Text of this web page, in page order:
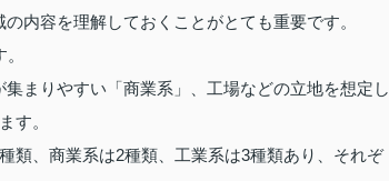
内容を理解しておくことがとても重要です。
まりやすい「商業系」、工場などの立地を想定し
す。
類、商業系は2種類、工業系は3種類あり、それぞ